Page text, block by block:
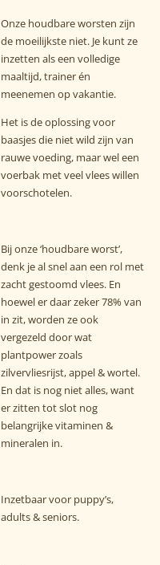
Onze houdbare worsten zijn
de moeilijkste niet. Je kunt ze
inzetten als een volledige
maaltijd, trainer én
meenemen op vakantie.
Het is de oplossing voor
baasjes die niet wild zijn van
rauwe voeding, maar wel een
voerbak met veel vlees willen
voorschotelen.
Bij onze ‘houdbare worst’,
denk je al snel aan een rol met
zacht gestoomd vlees. En
hoewel er daar zeker 78% van
in zit, worden ze ook
vergezeld door wat
plantpower zoals
zilvervliesrijst, appel & wortel.
En dat is nog niet alles, want
er zitten tot slot nog
belangrijke vitaminen &
mineralen in.
Inzetbaar voor puppy’s,
adults & seniors.